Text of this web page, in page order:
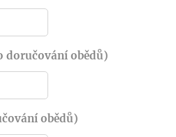
doručování obědů)
obědů)